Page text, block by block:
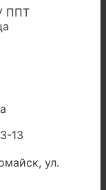
ППТ
13
ул.